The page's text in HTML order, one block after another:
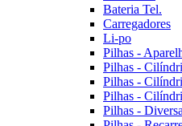
Bateria Tel.
Carregadores
Li-po
Pilhas -
Pilhas -
Pilhas -
Pilhas -
Pilhas -